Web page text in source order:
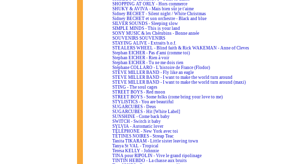
SHOPPING AT ORLY - Hors commerce
SHUKY & AVIVA - Mais bien sûr je t'aime
Sidney BECHET - Silent night / White Christmas
Sidney BECHET et son orchestre - Black and blue
SILVER SOUNDS - Sleeping slow
SIMPLE MINDS - This is your land
SONY MUSIC & les Chérubins - Bonne année
SOUVENIRS SOUVENIRS
STAYING ALIVE - Extraits b.o.f.
STEALERS WHEEL - Blind faith & Rick WAKEMAN - Anne of Cleves
Stephan EICHER - Pas d'ami (comme toi)
Stephan EICHER - Rien à voir
Stephan EICHER - Tu ne me dois rien
Stéphane COLLARO - L'histoire de France (Flodor)
STEVE MILLER BAND - Fly like an eagle
STEVE MILLER BAND - I want to make the world turn around
STEVE MILLER BAND - I want to make the world turn around (maxi)
STING - The soul cages
STREET BOYS - Red moon
STREET BOYS - Some folks (come bring your love to me)
STYLISTICS - You are beautiful
SUGARCUBES - Deus
SUGARCUBES - Hit [White Label]
SUNSHINE - Come back baby
SWITCH - Switch it baby
SYLVIA - Automatic lover
TÉLÉPHONE - New York avec toi
TÉTINES NOIRES - Streap Teac
Tanita TIKARAM - Little sister leaving town
Tanya St VAL - Tropical
Teresa KELLY - Johnnie
TINA pour RIPOLIN - Vive le grand ripolinage
TINTIN HEBDO - La chasse aux bruits